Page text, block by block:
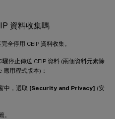
資料收集嗎
全停用 CEIP 資料收集。
停止傳送 CEIP 資料 (兩個資料元素除
用程式版本)：
中，選取 [Security and Privacy] (安
。